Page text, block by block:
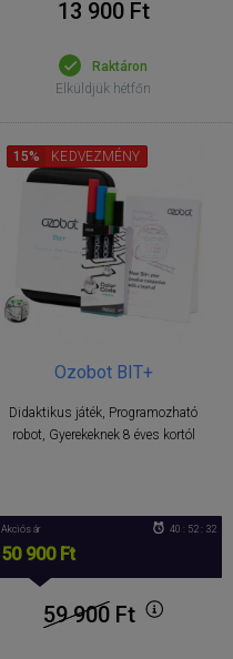
13 900 Ft
Raktáron
Elküldjük hétfőn
Ozobot BIT+
Didaktikus játék, Programozható
robot, Gyerekeknek 8 éves kortól
15% KEDVEZMÉNY
Akciós ár
50 900 Ft
40 : 52 : 31
59 900Ft